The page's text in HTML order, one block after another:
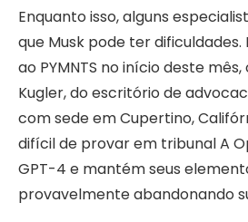
Enquanto isso, alguns
que Musk pode ter
ao PYMNTS no início deste
Kugler, do escritório de
com sede em Cupertino,
difícil de provar em tribunalA
GPT-4 e mantém seus
provavelmente abandonando